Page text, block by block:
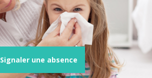
Signaler une absence